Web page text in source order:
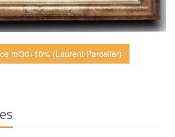
ml30+10% (Laurent Parcelier)